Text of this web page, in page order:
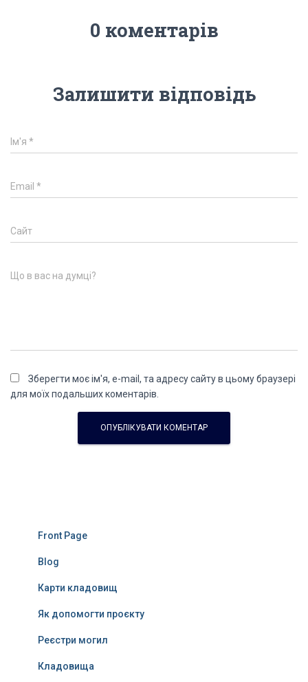
0 коментарів
Залишити відповідь
Ім'я *
Email *
Сайт
Що в вас на думці?
Зберегти моє ім'я, e-mail, та адресу сайту в цьому браузері
для моїх подальших коментарів.
Front Page
Blog
Карти кладовищ
Як допомогти проєкту
Реєстри могил
Кладовища